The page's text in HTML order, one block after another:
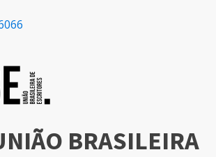
BRASILEIRA